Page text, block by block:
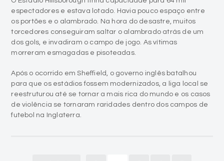
espectadores e estava lotado. Havia pouco espaço entre
os portões e o alambrado. Na hora do desastre, muitos
torcedores conseguiram saltar o alambrado atrás de um
dos gols, e invadiram o campo de jogo. As vítimas
morreram esmagadas e pisoteadas.
Após o ocorrido em Sheffield, o governo inglês batalhou
para que os estádios fossem modernizados, a liga local se
reestruturou até se tornar a mais rica do mundo e os casos
de violência se tornaram raridades dentro dos campos de
futebol na Inglaterra.